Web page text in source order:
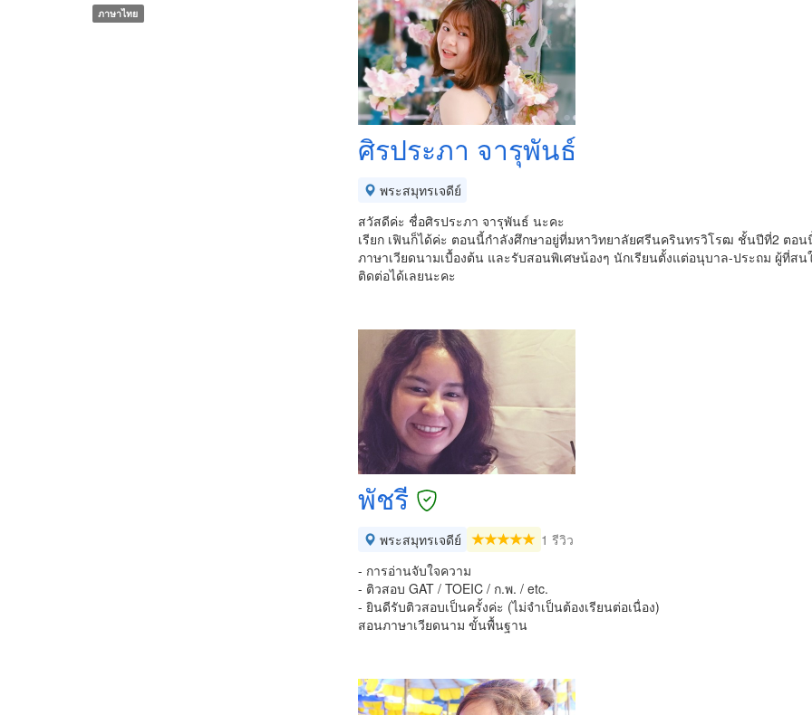
ศิรประภา จารุพันธ์
พระสมุทรเจดีย์
สวัสดีค่ะ ชื่อศิรประภา จารุพันธ์ นะคะ
เรียก เฟินก็ได้ค่ะ ตอนนี้กำลังศึกษาอยู่ที่มหาวิทยาลัยศรีนครินทรวิโรฒ ชั้นปีที่2 ตอ
ภาษาเวียดนามเบื้องต้น และรับสอนพิเศษน้องๆ นักเรียนตั้งแต่อนุบาล-ประถม ผู้ที่ส
ติดต่อได้เลยนะคะ
พัชรี
พระสมุทรเจดีย์
1 รีวิว
- การอ่านจับใจความ
- ติวสอบ GAT / TOEIC / ก.พ. / etc.
- ยินดีรับติวสอบเป็นครั้งค่ะ (ไม่จำเป็นต้องเรียนต่อเนื่อง)
สอนภาษาเวียดนาม ขั้นพื้นฐาน
ภาษาไทย